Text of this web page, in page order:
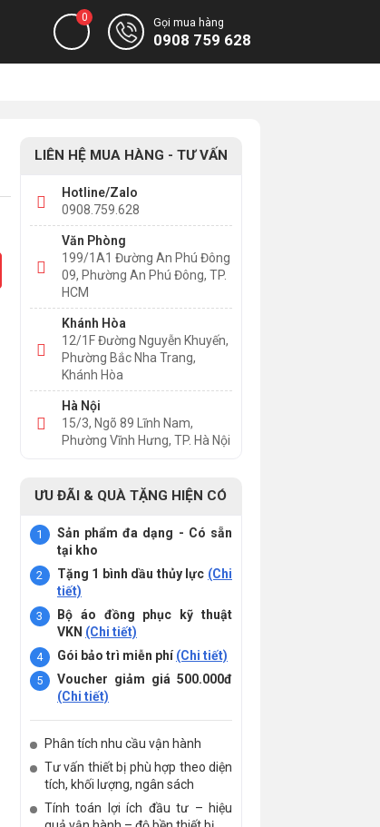
0 Gọi mua hàng
0908 759 628
LIÊN HỆ MUA HÀNG - TƯ VẤN
Hotline/Zalo
0908.759.628
Văn Phòng
199/1A1 Đường An Phú Đông
09, Phường An Phú Đông, TP.
HCM
Khánh Hòa
12/1F Đường Nguyễn Khuyến,
Phường Bắc Nha Trang,
Khánh Hòa
Hà Nội
15/3, Ngõ 89 Lĩnh Nam,
Phường Vĩnh Hưng, TP. Hà Nội
ƯU ĐÃI & QUÀ TẶNG HIỆN CÓ
Sản phẩm đa dạng - Có sẵn
tại kho
Tặng 1 bình dầu thủy lực (Chi
tiết)
Bộ áo đồng phục kỹ thuật
VKN (Chi tiết)
Gói bảo trì miễn phí (Chi tiết)
Voucher giảm giá 500.000đ
(Chi tiết)
Phân tích nhu cầu vận hành
Tư vấn thiết bị phù hợp theo diện
tích, khối lượng, ngân sách
Tính toán lợi ích đầu tư – hiệu